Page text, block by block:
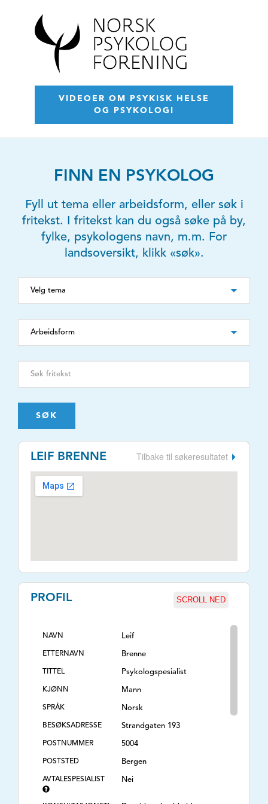
VIDEOER OM PSYKISK HELSE
OG PSYKOLOGI
FINN EN PSYKOLOG
Fyll ut tema eller arbeidsform, eller søk i
fritekst. I fritekst kan du også søke på by,
fylke, psykologens navn, m.m. For
landsoversikt, klikk «søk».
SØK
LEIF BRENNE Tilbake til søkeresultatet
PROFIL SCROLL NED
NAVN Leif
ETTERNAVN Brenne
TITTEL Psykologspesialist
KJØNN Mann
SPRÅK Norsk
BESØKSADRESSE Strandgaten 193
POSTNUMMER 5004
POSTSTED Bergen
AVTALESPESIALIST Nei